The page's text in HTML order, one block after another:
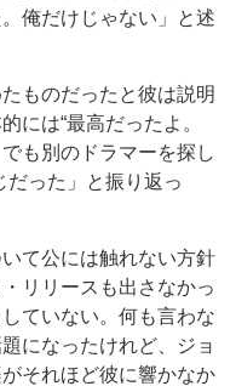
俺だけじゃない」と述
ものだったと彼は説明
には“最高だったよ。
も別のドラマーを探し
だった」と振り返っ
て公には触れない方針
リリースも出さなかっ
ていない。何も言わな
になったけれど、ジョ
それほど彼に響かなか